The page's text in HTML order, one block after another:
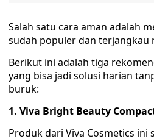
Salah satu cara aman adalah
sudah populer dan terjangkau
Berikut ini adalah tiga
yang bisa jadi solusi harian
buruk:
1. Viva Bright Beauty
Produk dari Viva Cosmetics ini